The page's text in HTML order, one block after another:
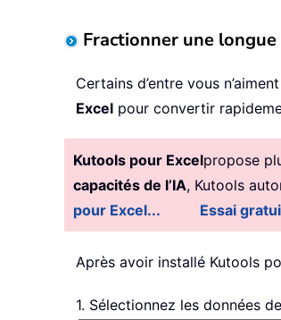
Fractionner une
Certains d’entre vous
Excel pour convertir
Kutools pour Excelpropose
capacités de l’IA, Kutools
pour Excel...
Essai
Après avoir installé Kutools
1. Sélectionnez les données